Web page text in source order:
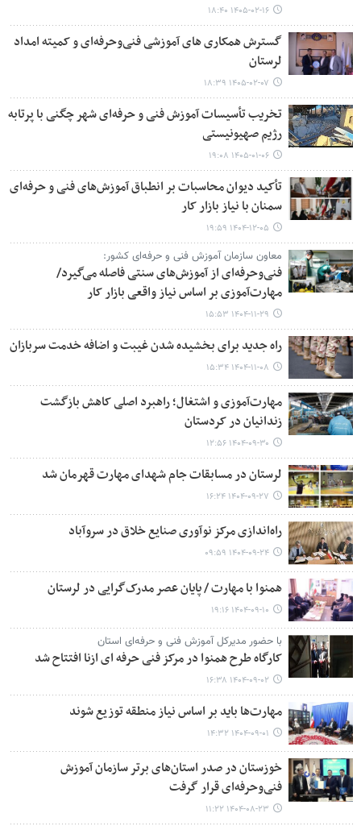
۱۴۰۵-۰۲-۱۶ ۱۸:۴۰
گسترش همکاری های آموزشی فنی‌وحرفه‌ای و کمیته امداد
لرستان
۱۴۰۵-۰۲-۰۷ ۱۸:۳۹
تخریب تأسیسات آموزش فنی و حرفه‌ای شهر چگنی با پرتابه
رژیم صهیونیستی
۱۴۰۵-۰۱-۰۶ ۱۹:۰۸
تأکید دیوان محاسبات بر انطباق آموزش‌های فنی و حرفه‌ای
سمنان با نیاز بازار کار
۱۴۰۴-۱۲-۰۵ ۱۹:۵۹
معاون سازمان آموزش فنی و حرفه‌ای کشور:
فنی‌وحرفه‌ای از آموزش‌های سنتی فاصله می‌گیرد/
مهارت‌آموزی بر اساس نیاز واقعی بازار کار
۱۴۰۴-۱۱-۲۹ ۱۵:۵۳
راه جدید برای بخشیده شدن غیبت و اضافه خدمت سربازان
۱۴۰۴-۱۱-۰۸ ۱۵:۳۴
مهارت‌آموزی و اشتغال؛ راهبرد اصلی کاهش بازگشت
زندانیان در کردستان
۱۴۰۴-۰۹-۳۰ ۱۲:۵۶
لرستان در مسابقات جام شهدای مهارت قهرمان شد
۱۴۰۴-۰۹-۲۷ ۱۶:۲۴
راه‌اندازی مرکز نوآوری صنایع خلاق در سروآباد
۱۴۰۴-۰۹-۲۴ ۰۹:۵۹
همنوا با مهارت / پایان عصر مدرک‌گرایی در لرستان
۱۴۰۴-۰۹-۱۰ ۱۹:۱۶
با حضور مدیرکل آموزش فنی و حرفه‌ای استان
کارگاه طرح همنوا در مرکز فنی حرفه ای ازنا افتتاح شد
۱۴۰۴-۰۹-۰۲ ۱۶:۳۸
مهارت‌ها باید بر اساس نیاز منطقه توزیع شوند
۱۴۰۴-۰۹-۰۱ ۱۴:۳۲
خوزستان در صدر استان‌های برتر سازمان آموزش
فنی‌وحرفه‌ای قرار گرفت
۱۴۰۴-۰۸-۲۳ ۱۱:۲۲